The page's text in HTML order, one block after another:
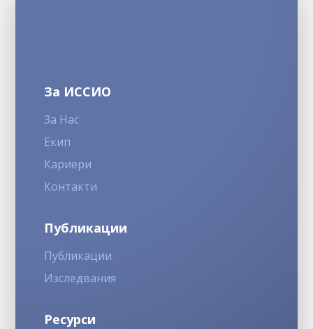
За ИССИО
За Нас
Екип
Кариери
Контакти
Публикации
Публикации
Изследвания
Ресурси